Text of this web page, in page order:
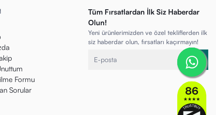
Formu
Sorular
Tüm Fırsatlardan İlk Siz Haberdar
Olun!
Yeni ürünlerimizden ve özel tekliflerden ilk
siz haberdar olun, fırsatları kaçırmayın!